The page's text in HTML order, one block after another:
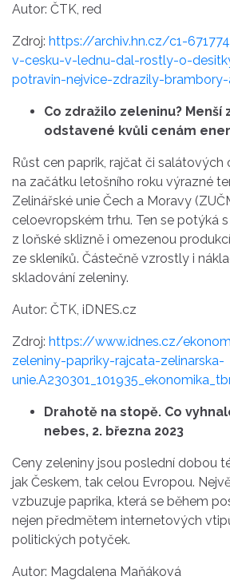
Autor: ČTK, red
Zdroj: https://archiv.hn.cz/c1-
v-cesku-v-lednu-dal-rostly-o-
potravin-nejvice-zdrazily-
Co zdražilo zeleninu? Menší
odstavené kvůli cenám
Růst cen paprik, rajčat či salátových
na začátku letošního roku výrazné
Zelinářské unie Čech a Moravy
celoevropském trhu. Ten se potýká
z loňské sklizně i omezenou
ze skleníků. Částečně vzrostly i
skladování zeleniny.
Autor: ČTK, iDNES.cz
Zdroj: https://www.idnes.cz/
zeleniny-papriky-rajcata-zelinarska-
Drahotě na stopě. Co
nebes, 2. března 2023
Ceny zeleniny jsou poslední dobou
jak Českem, tak celou Evropou.
vzbuzuje paprika, která se během
nejen předmětem internetových
politických potyček.
Autor: Magdalena Maňáková